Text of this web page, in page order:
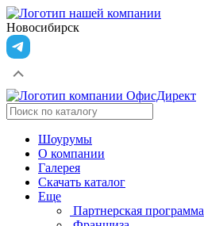
Новосибирск
Шоурумы
О компании
Галерея
Скачать каталог
Еще
Партнерская программа